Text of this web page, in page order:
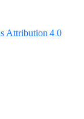
Attribution 4.0